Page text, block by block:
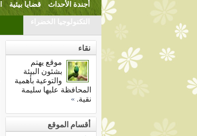
أجندة الأحداث قضايا بيئية
التكنولوجيا الخضراء
نقاء
موقع يهتم
بشئون البيئة
والتوعية بأهمية
المحافظة عليها سليمة
نقية. »
أقسام الموقع